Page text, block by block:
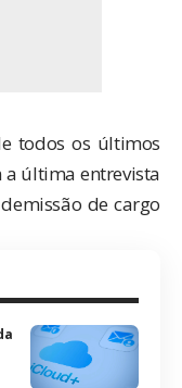
todos os últimos
a última entrevista
de cargo